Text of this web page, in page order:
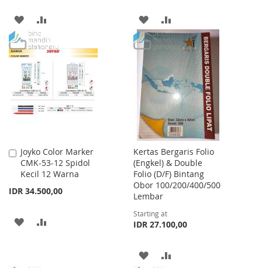
ADD
TO
WISH
LIST
TO
COMPARE
ADD
TO
WISH
LIST
TO
COMPARE
Joyko Color Marker
CMK-53-12 Spidol
Kecil 12 Warna
IDR 34.500,00
Add
to
Cart
ADD
Kertas Bergaris Folio
(Engkel) & Double
Folio (D/F) Bintang
Obor 100/200/400/500
Lembar
Starting at
IDR 27.100,00
ADD